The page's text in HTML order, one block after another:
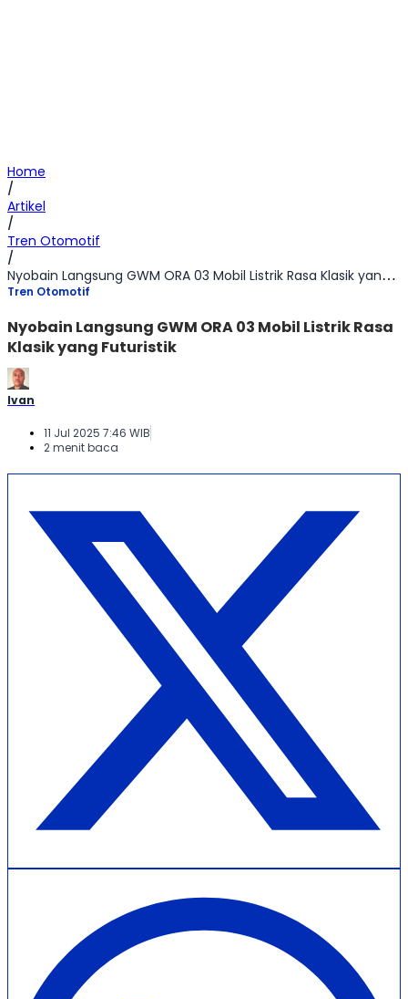
Home
/
Artikel
/
Tren Otomotif
/
Nyobain Langsung GWM ORA 03 Mobil Listrik Rasa Klasik yang Futuristik
Tren Otomotif
Nyobain Langsung GWM ORA 03 Mobil Listrik Rasa
Klasik yang Futuristik
Ivan
11 Jul 2025 7:46 WIB
2 menit baca